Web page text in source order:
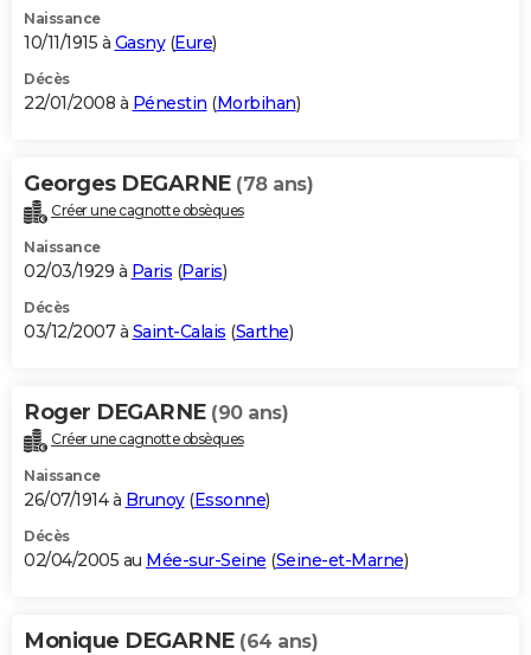
Naissance
10/11/1915 à Gasny(Eure)
Décès
22/01/2008 à Pénestin (Morbihan)
Georges DEGARNE (78 ans)
Créer une cagnotte obsèques
Naissance
02/03/1929 à Paris (Paris)
Décès
03/12/2007 à Saint-Calais (Sarthe)
Roger DEGARNE (90 ans)
Créer une cagnotte obsèques
Naissance
26/07/1914 à Brunoy(Essonne)
Décès
02/04/2005 au Mée-sur-Seine (Seine-et-Marne)
Monique DEGARNE (64 ans)